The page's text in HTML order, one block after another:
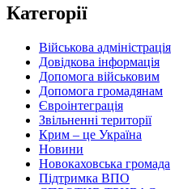
Категорії
Військова адміністрація
Довідкова інформація
Допомога військовим
Допомога громадянам
Євроінтеграція
Звільненні території
Крим – це Україна
Новини
Новокаховська громада
Підтримка ВПО